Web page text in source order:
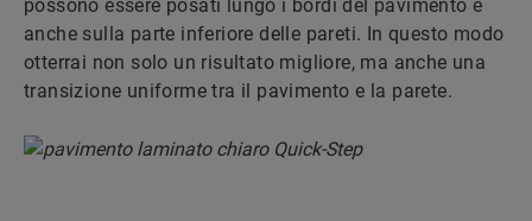
possono essere posati lungo i bordi del pavimento e
anche sulla parte inferiore delle pareti. In questo modo
otterrai non solo un risultato migliore, ma anche una
transizione uniforme tra il pavimento e la parete.